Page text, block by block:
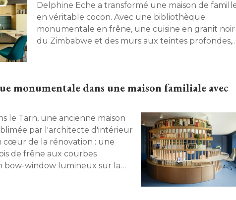
Delphine Eche a transformé une maison de
en véritable cocon. Avec une bibliothèque
monumentale en frêne, une cuisine en granit noir
du Zimbabwe et des murs aux teintes profondes,
monumentale dans une maison familiale avec
par l'architecte d'intérieur
cœur de la rénovation : une
de frêne aux courbes
bow-window lumineux sur la